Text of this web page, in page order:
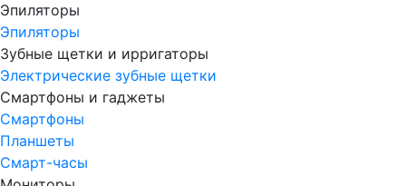
Эпиляторы
Эпиляторы
Зубные щетки и ирригаторы
Электрические зубные щетки
Смартфоны и гаджеты
Смартфоны
Планшеты
Смарт-часы